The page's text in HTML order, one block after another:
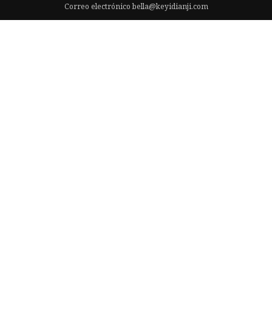
Correo electrónicobella@keyidianji.com